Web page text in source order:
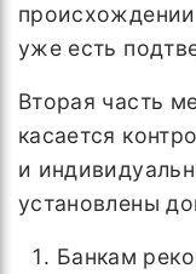
уже есть
Вторая часть
касается
и
установлены
Банкам